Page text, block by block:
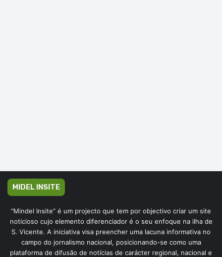
MIDEL INSITE
“Mindel Insite” é um projecto que tem por objectivo criar um site
noticioso cujo elemento diferenciador é o seu enfoque na ilha de
S. Vicente. A iniciativa visa preencher uma lacuna informativa no
campo do jornalismo nacional, posicionando-se como uma
plataforma de difusão de notícias de carácter regional, nacional e